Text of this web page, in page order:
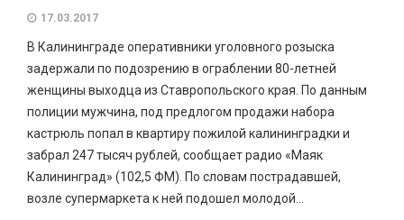
17.03.2017
В Калининграде оперативники уголовного розыска
задержали по подозрению в ограблении 80-летней
женщины выходца из Ставропольского края. По данным
полиции мужчина, под предлогом продажи набора
кастрюль попал в квартиру пожилой калининградки и
забрал 247 тысяч рублей, сообщает радио «Маяк
Калининград» (102,5 ФМ). По словам пострадавшей,
возле супермаркета к ней подошел молодой...